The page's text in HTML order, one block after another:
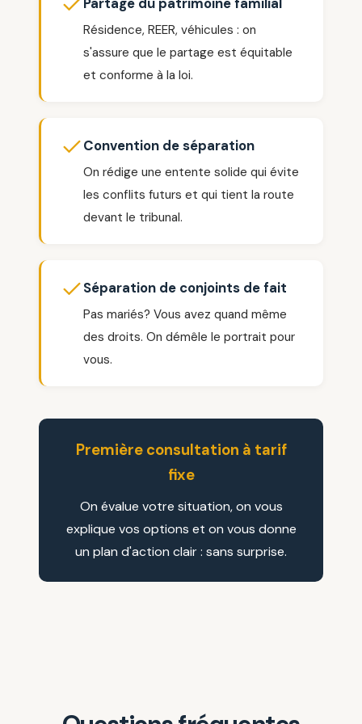
Résidence, REER, véhicules : on
s'assure que le partage est équitable
et conforme à la loi.
Convention de séparation
On rédige une entente solide qui évite
les conflits futurs et qui tient la route
devant le tribunal.
Séparation de conjoints de fait
Pas mariés? Vous avez quand même
des droits. On démêle le portrait pour
vous.
Première consultation à tarif
fixe
On évalue votre situation, on vous
explique vos options et on vous donne
un plan d'action clair : sans surprise.